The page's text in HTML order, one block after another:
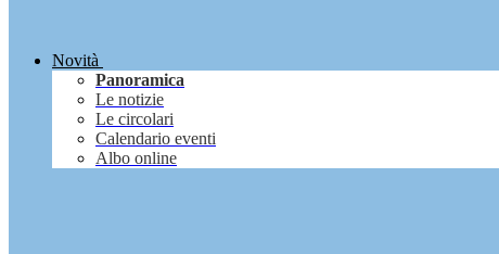
Novità
Panoramica
Le notizie
Le circolari
Calendario eventi
Albo online